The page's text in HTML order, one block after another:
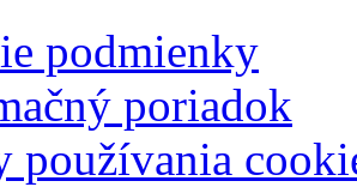
podmienky
poriadok
používania